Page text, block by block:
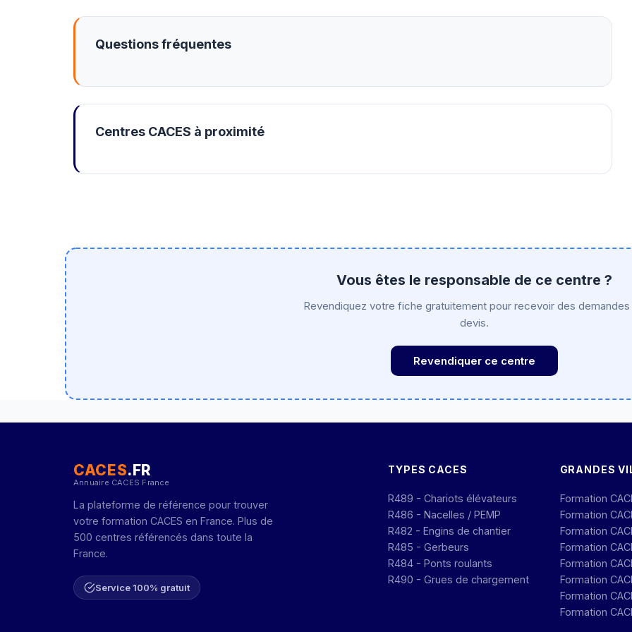
Questions fréquentes
Centres CACES à proximité
Vous êtes le responsable de ce centre ?
Revendiquez votre fiche gratuitement pour recevoir des
devis.
Revendiquer ce centre
CACES.FR
Annuaire CACES France
La plateforme de référence pour trouver
votre formation CACES en France. Plus de
500 centres référencés dans toute la
France.
Service 100% gratuit
TYPES CACES
R489 - Chariots élévateurs
R486 - Nacelles / PEMP
R482 - Engins de chantier
R485 - Gerbeurs
R484 - Ponts roulants
R490 - Grues de chargement
GRANDES
Formation
Formation
Formation
Formation
Formation
Formation
Formation
Formation